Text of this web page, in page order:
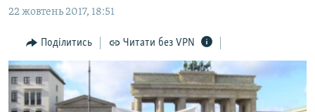
до
навігації
Перейти
до
пошуку
ПОЛІТИКА
БЛОГИ
ПОГЛЯД
ІНТЕРВ'Ю
22 жовтень 2017, 18:51
Поділитись Читати без VPN